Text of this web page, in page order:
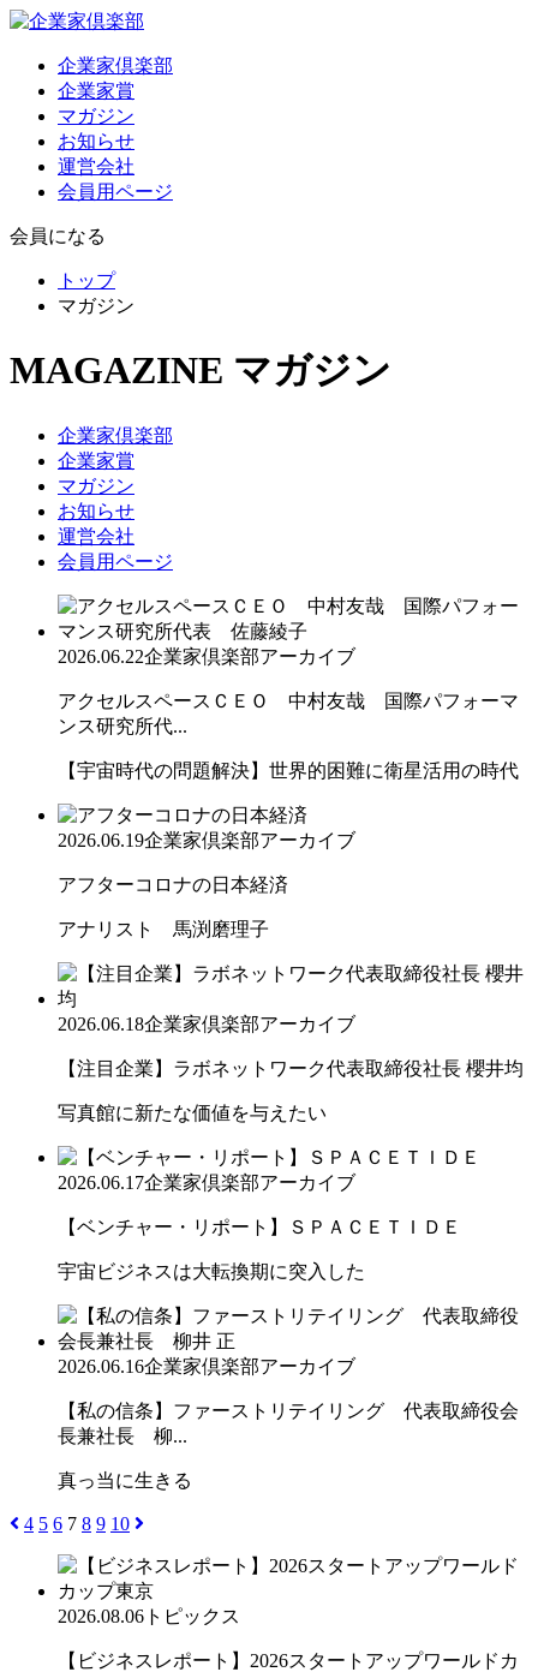
企業家倶楽部
企業家賞
マガジン
お知らせ
運営会社
会員用ページ
会員になる
トップ
マガジン
MAGAZINE マガジン
企業家倶楽部
企業家賞
マガジン
お知らせ
運営会社
会員用ページ
2026.06.22企業家倶楽部アーカイブ
アクセルスペースＣＥＯ 中村友哉 国際パフォーマ
ンス研究所代...
【宇宙時代の問題解決】世界的困難に衛星活用の時代
2026.06.19企業家倶楽部アーカイブ
アフターコロナの日本経済
アナリスト 馬渕磨理子
2026.06.18企業家倶楽部アーカイブ
【注目企業】ラボネットワーク代表取締役社長 櫻井均
写真館に新たな価値を与えたい
2026.06.17企業家倶楽部アーカイブ
【ベンチャー・リポート】ＳＰＡＣＥＴＩＤＥ
宇宙ビジネスは大転換期に突入した
2026.06.16企業家倶楽部アーカイブ
【私の信条】ファーストリテイリング 代表取締役会
長兼社長 柳...
真っ当に生きる
4 5 6 7 8 9 10
2026.08.06 トピックス
【ビジネスレポート】2026スタートアップワールドカ